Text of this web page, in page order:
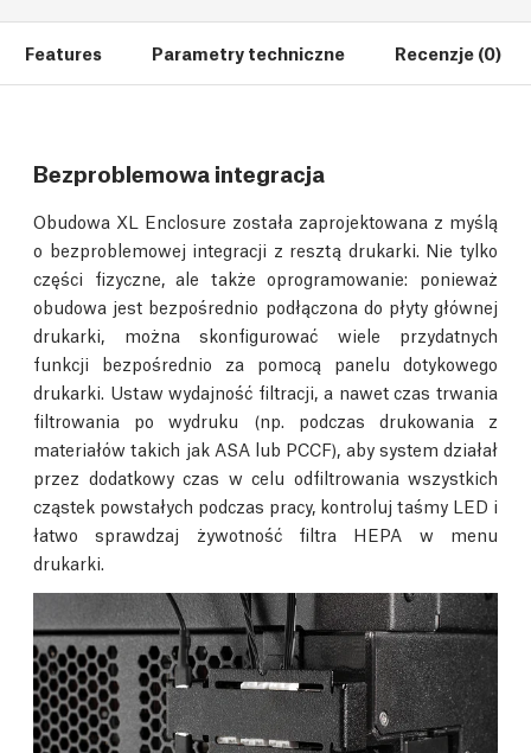
Features Parametry techniczne Recenzje (0)
Bezproblemowa integracja
Obudowa XL Enclosure została zaprojektowana z myślą
o bezproblemowej integracji z resztą drukarki. Nie tylko
części fizyczne, ale także oprogramowanie: ponieważ
obudowa jest bezpośrednio podłączona do płyty głównej
drukarki, można skonfigurować wiele przydatnych
funkcji bezpośrednio za pomocą panelu dotykowego
drukarki. Ustaw wydajność filtracji, a nawet czas trwania
filtrowania po wydruku (np. podczas drukowania z
materiałów takich jak ASA lub PCCF), aby system działał
przez dodatkowy czas w celu odfiltrowania wszystkich
cząstek powstałych podczas pracy, kontroluj taśmy LED i
łatwo sprawdzaj żywotność filtra HEPA w menu
drukarki.